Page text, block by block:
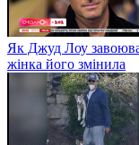
Як Джуд Лоу
жінка його змінила